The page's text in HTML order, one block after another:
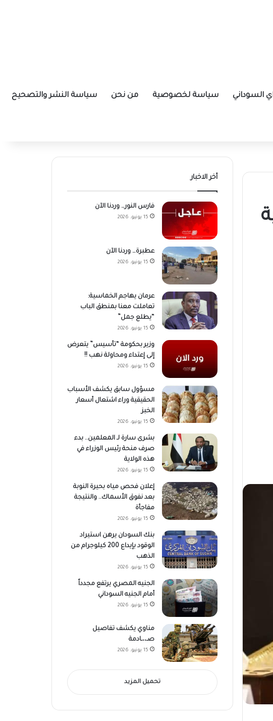
السوداني سياسة لخصوصية من نحن سياسة النشر والتصحيح
أخر الاخبار
فارس النور… وردنا الآن
15 يونيو، 2026
عطبرة… وردنا الآن
15 يونيو، 2026
عرمان يهاجم الخماسية:
تعاملت معنا بمنطق الباب
“يطلع جمل”
15 يونيو، 2026
وزير بحكومة “تأسيس” يتعرض
إلى إعتداء ومحاولة نهب !!
15 يونيو، 2026
مسؤول سابق يكشف الأسباب
الحقيقية وراء اشتعال أسعار
الخبز
15 يونيو، 2026
بشرى سارة لـ المعلمين.. بدء
صرف منحة رئيس الوزراء في
هذه الولاية
15 يونيو، 2026
إعلان فحص مياه بحيرة النوبة
بعد نفوق الأسماك.. والنتيجة
مفاجأة
15 يونيو، 2026
بنك السودان يرهن استيراد
الوقود بإيداع 200 كيلوجرام من
الذهب
15 يونيو، 2026
الجنيه المصري يرتفع مجدداً
أمام الجنيه السوداني
15 يونيو، 2026
مناوي يكشف تفاصيل
صـ،،ـادمة
15 يونيو، 2026
تحميل المزيد